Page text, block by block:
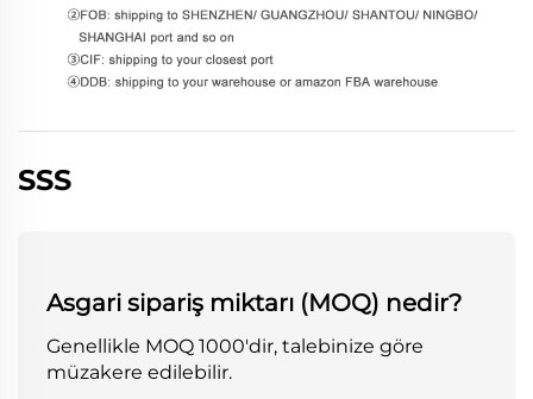
SSS
Asgari sipariş miktarı (MOQ) nedir?
Genellikle MOQ 1000'dir, talebinize göre
müzakere edilebilir.